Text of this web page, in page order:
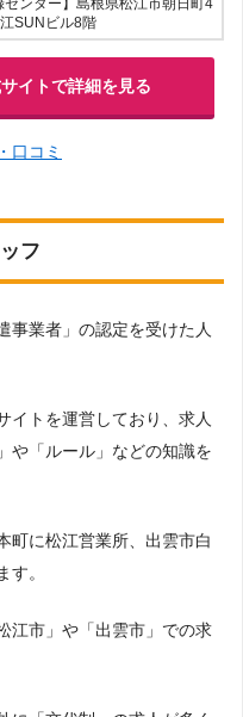
SUNビル8階
イトで詳細を見る
口コミ
フ
事業者」の認定を受けた人
イトを運営しており、求人
や「ルール」などの知識を
町に松江営業所、出雲市白
。
江市」や「出雲市」での求